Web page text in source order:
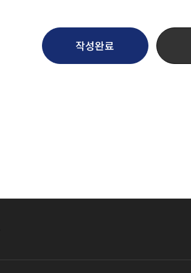
작성완료